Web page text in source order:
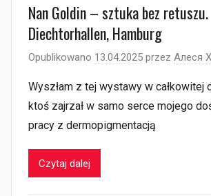
Nan Goldin – sztuka bez retuszu.
Diechtorhallen, Hamburg
Opublikowano 13.04.2025 przez Алеся
Wyszłam z tej wystawy w całkowitej
ktoś zajrzał w samo serce mojego
pracy z dermopigmentacją
Czytaj dalej